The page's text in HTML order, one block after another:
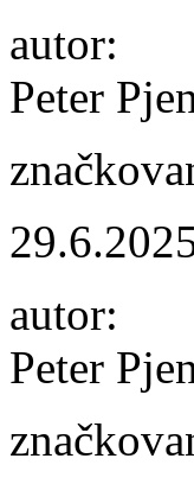
autor:
Peter
autor:
Peter